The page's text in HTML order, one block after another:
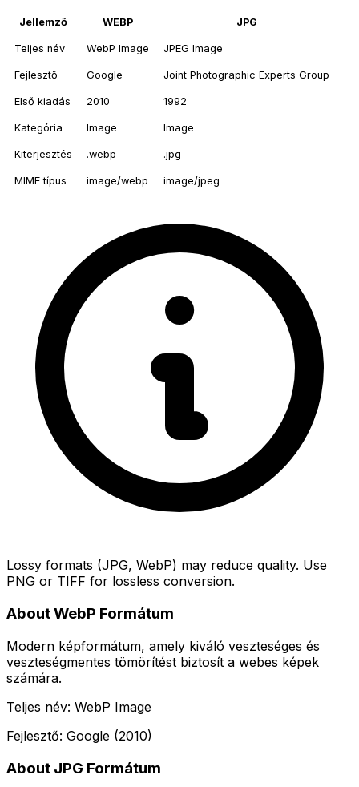
Jellemző WEBP JPG
Teljes név WebP Image JPEG Image
Fejlesztő Google Joint Photographic Experts Group
Első kiadás 2010 1992
Kategória Image Image
Kiterjesztés .webp .jpg
MIME típus image/webp image/jpeg
Lossy formats (JPG, WebP) may reduce quality. Use
PNG or TIFF for lossless conversion.
About WebP Formátum
Modern képformátum, amely kiváló veszteséges és
veszteségmentes tömörítést biztosít a webes képek
számára.
Teljes név: WebP Image
Fejlesztő: Google (2010)
About JPG Formátum